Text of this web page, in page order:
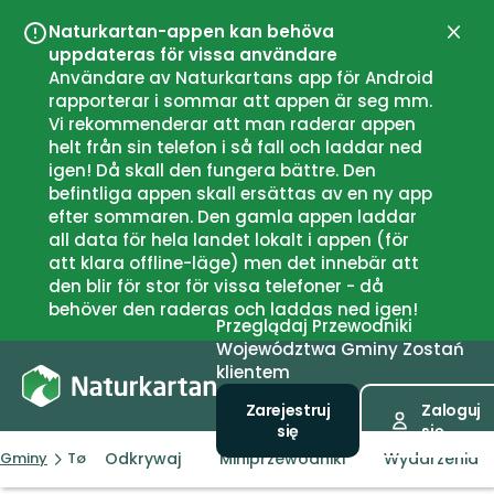
Naturkartan-appen kan behöva
uppdateras för vissa användare
Användare av Naturkartans app för Android
rapporterar i sommar att appen är seg mm.
Vi rekommenderar att man raderar appen
helt från sin telefon i så fall och laddar ned
igen! Då skall den fungera bättre. Den
befintliga appen skall ersättas av en ny app
efter sommaren. Den gamla appen laddar
all data för hela landet lokalt i appen (för
att klara offline-läge) men det innebär att
den blir för stor för vissa telefoner - då
behöver den raderas och laddas ned igen!
Przeglądaj Przewodniki
Województwa Gminy Zostań
klientem
Zarejestruj
się
Zaloguj
się
Gminy TønsbergOdkrywaj Miniprzewodniki Wydarzenia